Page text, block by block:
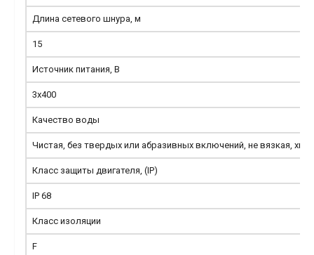
Длина сетевого шнура, м
15
Источник питания, В
3х400
Качество воды
Чистая, без твердых или абразивных включений, не вязкая,
Класс защиты двигателя, (IP)
IP 68
Класс изоляции
F